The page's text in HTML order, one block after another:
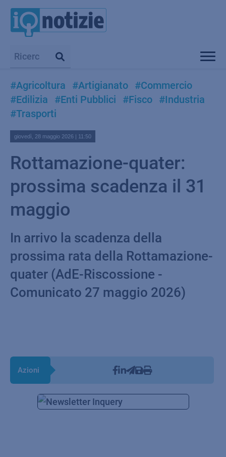
#Agricoltura #Artigianato #Commercio
#Edilizia
#Enti Pubblici #Fisco #Industria
#Trasporti
giovedì, 28 maggio 2026 | 11:50
Rottamazione-quater:
prossima scadenza il 31
maggio
In arrivo la scadenza della
prossima rata della Rottamazione-
quater (AdE-Riscossione -
Comunicato 27 maggio 2026)
Azioni